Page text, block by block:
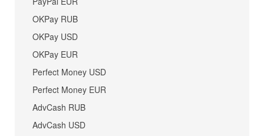
OKPay RUB
OKPay USD
OKPay EUR
Perfect Money USD
Perfect Money EUR
AdvCash RUB
AdvCash USD